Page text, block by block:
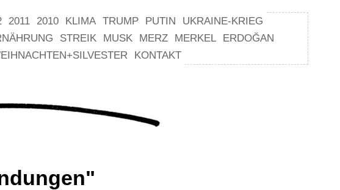
2011 2010 KLIMA TRUMP PUTIN
UKRAINE-KRIEG
STREIK MUSK MERZ MERKEL
ERDOĞAN
KONTAKT